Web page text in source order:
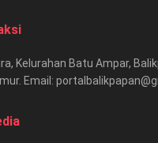
Kelurahan Batu Ampar,
Email: